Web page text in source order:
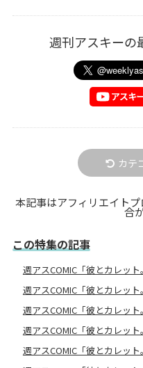
週刊アスキーの
カテ
本記事はアフィリエイト
合
この特集の記事
週アスCOMIC「彼とカレッ
週アスCOMIC「彼とカレッ
週アスCOMIC「彼とカレッ
週アスCOMIC「彼とカレッ
週アスCOMIC「彼とカレッ